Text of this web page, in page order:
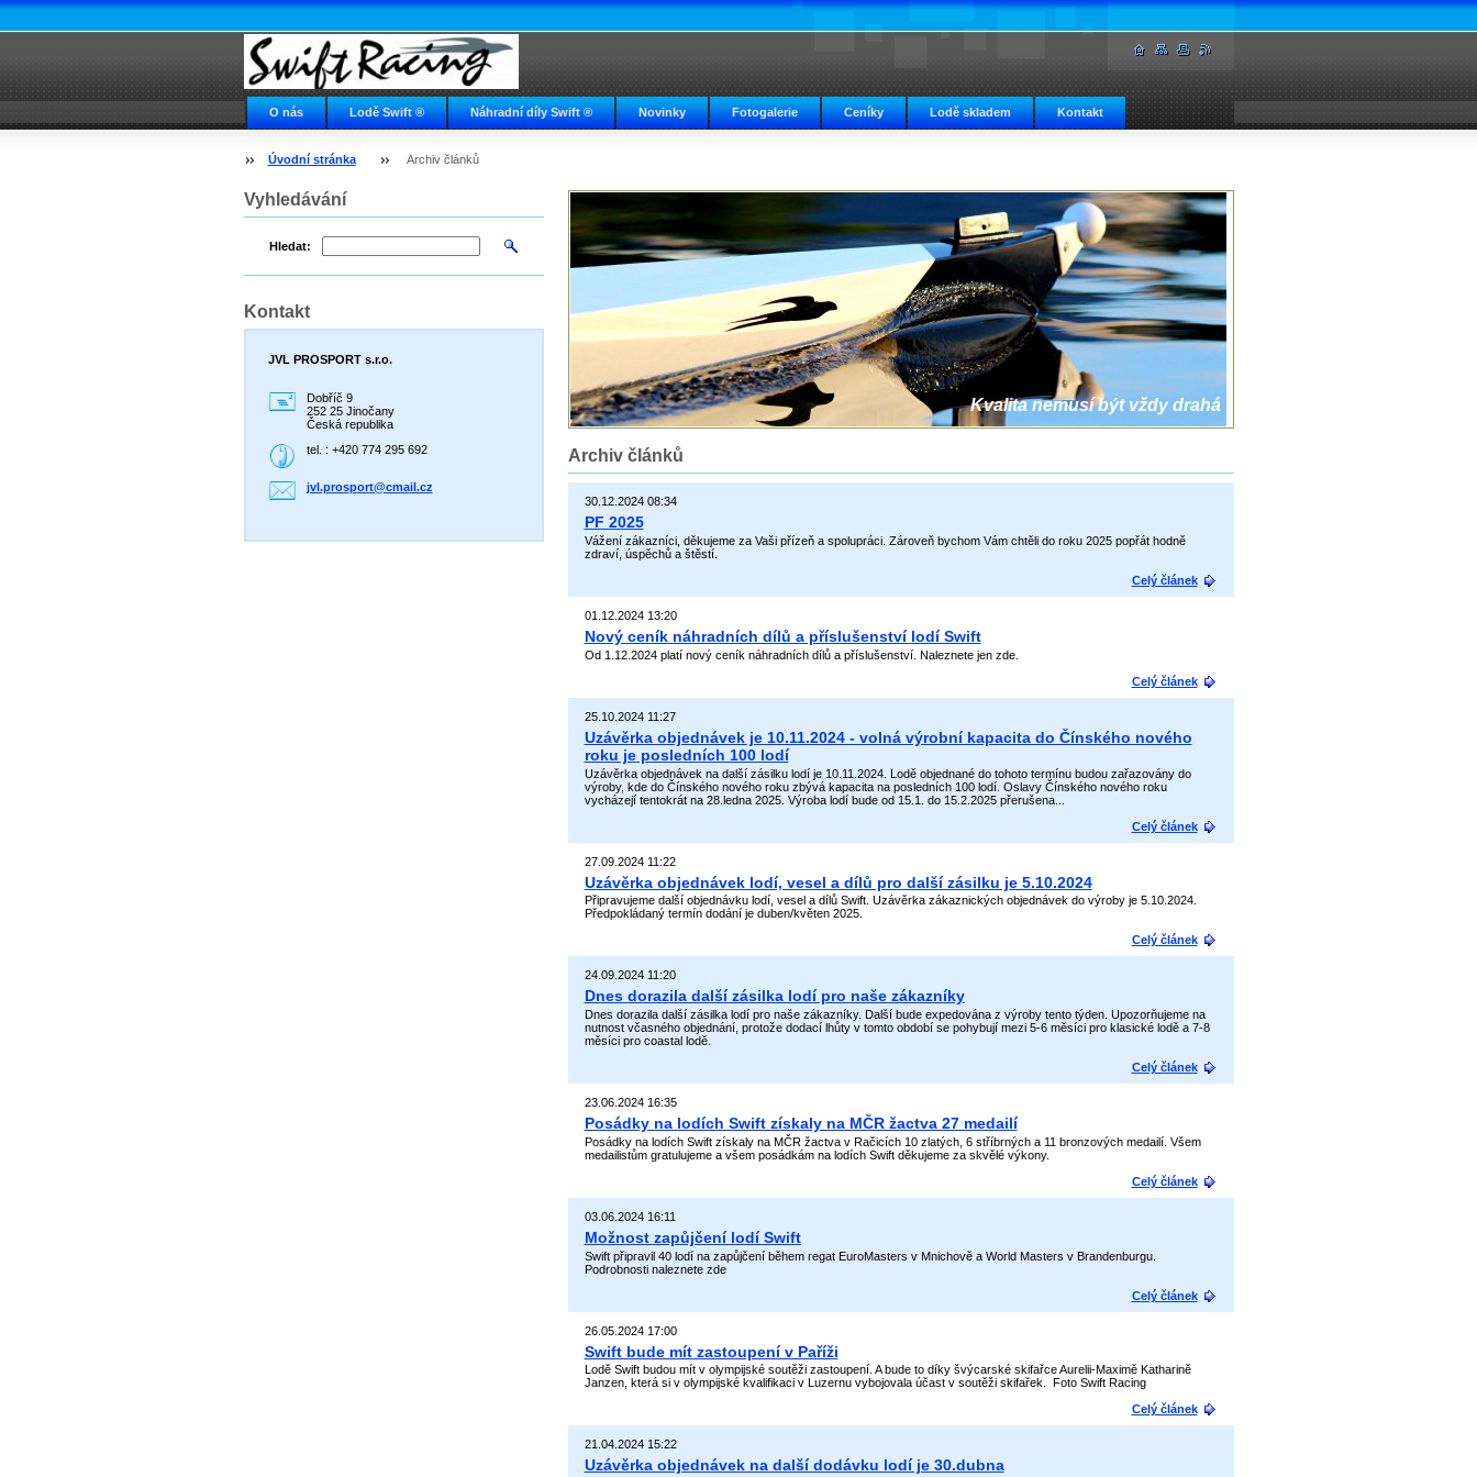
O nás Lodě Swift ® Náhradní díly Swift ® Novinky Fotogalerie Ceníky Lodě skladem Kontakt
Napište nám Swift ve světě
Úvodní stránka Archiv článků
Kvalita nemusí být vždy drahá
Archiv článků
30.12.2024 08:34
PF 2025
Vážení zákazníci, děkujeme za Vaši přízeň a spolupráci. Zároveň bychom Vám chtěli do roku 2025 popřát hodně
zdraví, úspěchů a štěstí.
Celý článek
01.12.2024 13:20
Nový ceník náhradních dílů a příslušenství lodí Swift
Od 1.12.2024 platí nový ceník náhradních dílů a příslušenství. Naleznete jen zde.
Celý článek
25.10.2024 11:27
Uzávěrka objednávek je 10.11.2024 - volná výrobní kapacita do Čínského nového
roku je posledních 100 lodí
Uzávěrka objednávek na další zásilku lodí je 10.11.2024. Lodě objednané do tohoto termínu budou zařazovány do
výroby, kde do Čínského nového roku zbývá kapacita na posledních 100 lodí. Oslavy Čínského nového roku
vycházejí tentokrát na 28.ledna 2025. Výroba lodí bude od 15.1. do 15.2.2025 přerušena...
Celý článek
27.09.2024 11:22
Uzávěrka objednávek lodí, vesel a dílů pro další zásilku je 5.10.2024
Připravujeme další objednávku lodí, vesel a dílů Swift. Uzávěrka zákaznických objednávek do výroby je 5.10.2024.
Předpokládaný termín dodání je duben/květen 2025.
Celý článek
24.09.2024 11:20
Dnes dorazila další zásilka lodí pro naše zákazníky
Dnes dorazila další zásilka lodí pro naše zákazníky. Další bude expedována z výroby tento týden. Upozorňujeme na
nutnost včasného objednání, protože dodací lhůty v tomto období se pohybují mezi 5-6 měsíci pro klasické lodě a 7-8
měsíci pro coastal lodě.
Celý článek
23.06.2024 16:35
Posádky na lodích Swift získaly na MČR žactva 27 medailí
Posádky na lodích Swift získaly na MČR žactva v Račicích 10 zlatých, 6 stříbrných a 11 bronzových medailí. Všem
medailistům gratulujeme a všem posádkám na lodích Swift děkujeme za skvělé výkony.
Celý článek
03.06.2024 16:11
Možnost zapůjčení lodí Swift
Swift připravil 40 lodí na zapůjčení během regat EuroMasters v Mnichově a World Masters v Brandenburgu.
Podrobnosti naleznete zde
Celý článek
26.05.2024 17:00
Swift bude mít zastoupení v Paříži
Lodě Swift budou mít v olympijské soutěži zastoupení. A bude to díky švýcarské skifařce Aurelii-Maximě Katharině
Janzen, která si v olympijské kvalifikaci v Luzernu vybojovala účast v soutěži skifařek. Foto Swift Racing
Celý článek
21.04.2024 15:22
Uzávěrka objednávek na další dodávku lodí je 30.dubna
Vyhledávání
Hledat:
Kontakt
JVL PROSPORT s.r.o.
Dobříč 9
252 25 Jinočany
Česká republika
tel. : +420 774 295 692
jvl.prosport@cmail.cz